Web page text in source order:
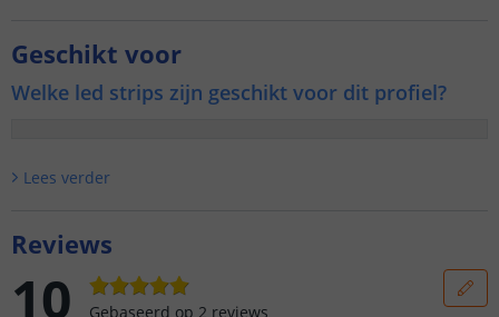
Geschikt voor
Welke led strips zijn geschikt voor dit profiel?
Lees verder
Reviews
10 Gebaseerd op 2 reviews